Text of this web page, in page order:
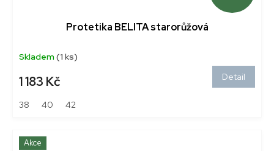
Protetika BELITA starorůžová
Skladem(1 ks)
1 183 Kč Detail
38 40 42
Akce